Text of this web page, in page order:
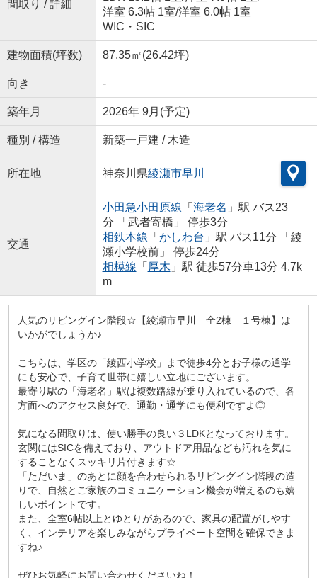
間取り / 詳細
洋室 6.3帖 1室/洋室 6.0帖 1室
WIC・SIC
建物面積(坪数) 87.35㎡(26.42坪)
向き -
築年月 2026年 9月(予定)
種別 / 構造 新築一戸建 / 木造
所在地 神奈川県綾瀬市早川
交通
小田急小田原線 「 海老名 」駅 バス23
分 「武者寄橋」 停歩3分
相鉄本線 「 かしわ台 」駅 バス11分 「綾
瀬小学校前」 停歩24分
相模線 「 厚木 」駅 徒歩57分車13分 4.7k
m
人気のリビングイン階段☆【綾瀬市早川 全2棟 １号棟】は
いかがでしょうか♪
こちらは、学区の「綾西小学校」まで徒歩4分とお子様の通学
にも安心で、子育て世帯に嬉しい立地にございます。
最寄り駅の「海老名」駅は複数路線が乗り入れているので、各
方面へのアクセス良好で、通勤・通学にも便利ですよ◎
気になる間取りは、使い勝手の良い３LDKとなっております。
玄関にはSICを備えており、アウトドア用品なども汚れを気に
することなくスッキリ片付きます☆
「ただいま」のあとに顔を合わせられるリビングイン階段の造
りで、自然とご家族のコミュニケーション機会が増えるのも嬉
しいポイントです。
また、全室6帖以上とゆとりがあるので、家具の配置がしやす
く、インテリアを楽しみながらプライベート空間を確保できま
すね♪
ぜひお気軽にお問い合わせくださいね！